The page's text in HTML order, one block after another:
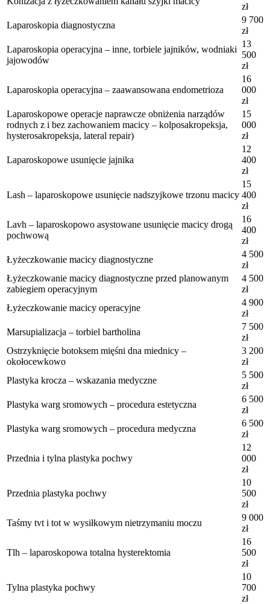
zł
Laparoskopia diagnostyczna
9 700
zł
Laparoskopia operacyjna – inne, torbiele jajników, wodniaki
jajowodów
13
500
zł
Laparoskopia operacyjna – zaawansowana endometrioza
16
000
zł
Laparoskopowe operacje naprawcze obniżenia narządów
rodnych z i bez zachowaniem macicy – kolposakropeksja,
hysterosakropeksja, lateral repair)
15
000
zł
Laparoskopowe usunięcie jajnika
12
400
zł
Lash – laparoskopowe usunięcie nadszyjkowe trzonu macicy
15
400
zł
Lavh – laparoskopowo asystowane usunięcie macicy drogą
pochwową
16
400
zł
Łyżeczkowanie macicy diagnostyczne
4 500
zł
Łyżeczkowanie macicy diagnostyczne przed planowanym
zabiegiem operacyjnym
4 500
zł
Łyżeczkowanie macicy operacyjne
4 900
zł
Marsupializacja – torbiel bartholina
7 500
zł
Ostrzyknięcie botoksem mięśni dna miednicy –
okołocewkowo
3 200
zł
Plastyka krocza – wskazania medyczne
5 500
zł
Plastyka warg sromowych – procedura estetyczna
6 500
zł
Plastyka warg sromowych – procedura medyczna
6 500
zł
Przednia i tylna plastyka pochwy
12
000
zł
Przednia plastyka pochwy
10
500
zł
Taśmy tvt i tot w wysiłkowym nietrzymaniu moczu
9 000
zł
Tlh – laparoskopowa totalna hysterektomia
16
500
zł
Tylna plastyka pochwy
10
700
zł